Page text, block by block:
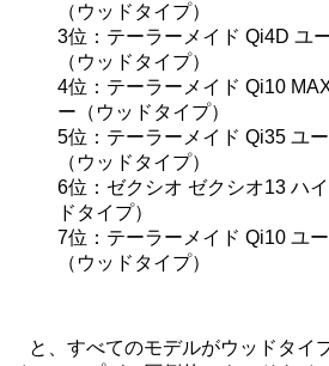
（ウッドタイプ）
3位：テーラーメイド Qi4D ユ
（ウッドタイプ）
4位：テーラーメイド Qi10
ー（ウッドタイプ）
5位：テーラーメイド Qi35 ユ
（ウッドタイプ）
6位：ゼクシオ ゼクシオ13 ハ
ドタイプ）
7位：テーラーメイド Qi10 ユ
（ウッドタイプ）
と、すべてのモデルがウッドタイ